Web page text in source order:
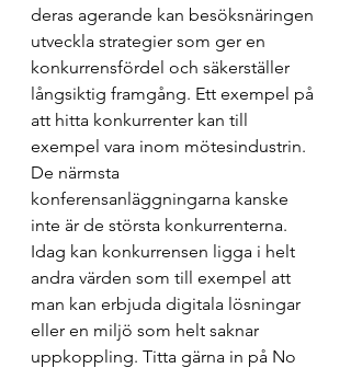
deras agerande kan besöksnäringen
utveckla strategier som ger en
konkurrensfördel och säkerställer
långsiktig framgång. Ett exempel på
att hitta konkurrenter kan till
exempel vara inom mötesindustrin.
De närmsta
konferensanläggningarna kanske
inte är de största konkurrenterna.
Idag kan konkurrensen ligga i helt
andra värden som till exempel att
man kan erbjuda digitala lösningar
eller en miljö som helt saknar
uppkoppling. Titta gärna in på No